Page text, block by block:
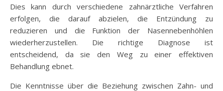
Dies kann durch verschiedene zahnärztliche Verfahren
erfolgen, die darauf abzielen, die Entzündung zu
reduzieren und die Funktion der Nasennebenhöhlen
wiederherzustellen. Die richtige Diagnose ist
entscheidend, da sie den Weg zu einer effektiven
Behandlung ebnet.
Die Kenntnisse über die Beziehung zwischen Zahn- und